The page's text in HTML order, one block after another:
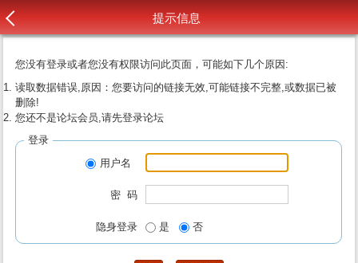
提示信息
您没有登录或者您没有权限访问此页面，可能如下几个原因:
读取数据错误,原因：您要访问的链接无效,可能链接不完整,或数据已被
删除!
您还不是论坛会员,请先登录论坛
登录
用户名
密 码
隐身登录 是 否